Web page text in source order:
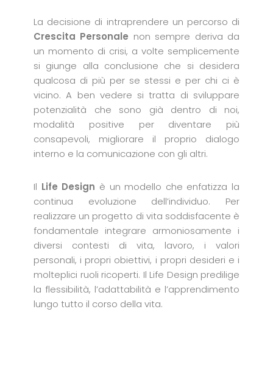
La decisione di intraprendere un percorso di
Crescita Personale non sempre deriva da
un momento di crisi, a volte semplicemente
si giunge alla conclusione che si desidera
qualcosa di più per se stessi e per chi ci è
vicino. A ben vedere si tratta di sviluppare
potenzialità che sono già dentro di noi,
modalità positive per diventare più
consapevoli, migliorare il proprio dialogo
interno e la comunicazione con gli altri.
Il Life Design è un modello che enfatizza la
continua evoluzione dell’individuo. Per
realizzare un progetto di vita soddisfacente è
fondamentale integrare armoniosamente i
diversi contesti di vita, lavoro, i valori
personali, i propri obiettivi, i propri desideri e i
molteplici ruoli ricoperti. Il Life Design predilige
la flessibilità, l’adattabilità e l’apprendimento
lungo tutto il corso della vita.